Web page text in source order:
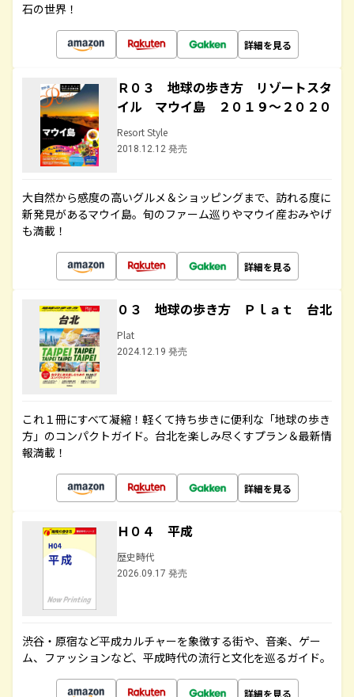
石の世界！
詳細を見る
Ｒ０３ 地球の歩き方 リゾートスタ
イル マウイ島 ２０１９～２０２０
Resort Style
2018.12.12 発売
大自然から感度の高いグルメ＆ショッピングまで、訪れる度に
新発見があるマウイ島。旬のファーム巡りやマウイ産おみやげ
も満載！
詳細を見る
０３ 地球の歩き方 Ｐｌａｔ 台北
Plat
2024.12.19 発売
これ１冊にすべて凝縮！軽くて持ち歩きに便利な「地球の歩き
方」のコンパクトガイド。台北を楽しみ尽くすプラン＆最新情
報満載！
詳細を見る
Ｈ０４ 平成
歴史時代
2026.09.17 発売
渋谷・原宿など平成カルチャーを象徴する街や、音楽、ゲー
ム、ファッションなど、平成時代の流行と文化を巡るガイド。
詳細を見る